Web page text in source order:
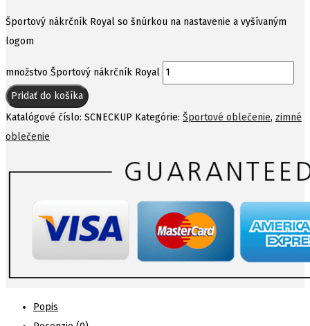
Športový nákrčník Royal so šnúrkou na nastavenie a vyšívaným
logom
množstvo Športový nákrčník Royal
Pridať do košíka
Katalógové číslo: SCNECKUP Kategórie: Športové oblečenie, zimné
oblečenie
Popis